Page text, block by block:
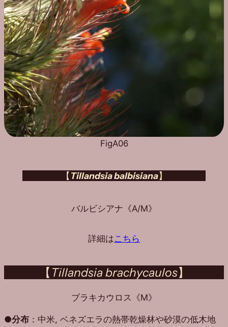
FigA06
【 Tillandsia balbisiana】
バルビシアナ《A/M》
詳細はこちら
【 Tillandsia brachycaulos】
ブラキカウロス《M》
●分布 ：中米, ベネズエラの熱帯乾燥林や砂漠の低木地